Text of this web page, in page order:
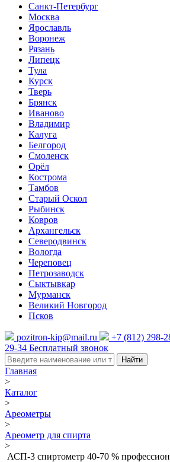
Санкт-Петербург
Москва
Ярославль
Воронеж
Рязань
Липецк
Тула
Курск
Тверь
Брянск
Иваново
Владимир
Калуга
Белгород
Смоленск
Орёл
Кострома
Тамбов
Старый Оскол
Рыбинск
Ковров
Архангельск
Северодвинск
Вологда
Череповец
Петрозаводск
Сыктывкар
Мурманск
Великий Новгород
Псков
pozitron-kip@mail.ru +7 (812) 298-
29-34 Бесплатный звонок
Найти
Главная
>
Каталог
>
Ареометры
>
Ареометр для спирта
>
АСП-3 спиртометр 40-70 %